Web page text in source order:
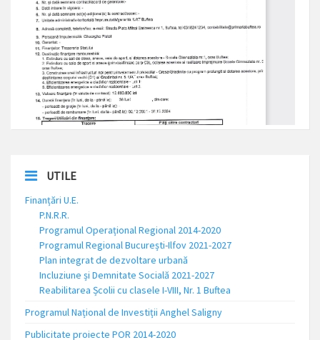
UTILE
Finanțări U.E.
P.N.R.R.
Programul Operațional Regional 2014-2020
Programul Regional București-Ilfov 2021-2027
Plan integrat de dezvoltare urbană
Incluziune și Demnitate Socială 2021-2027
Reabilitarea Școlii cu clasele I-VIII, Nr. 1 Buftea
Programul Național de Investiții Anghel Saligny
Publicitate proiecte POR 2014-2020